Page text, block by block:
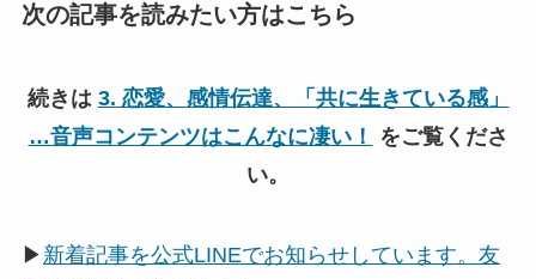
次の記事を読みたい方はこちら
続きは 3. 恋愛、感情伝達、「共に生きている感」
…音声コンテンツはこんなに凄い！
をご覧くださ
い。
▶ 新着記事を公式LINEでお知らせしています。友